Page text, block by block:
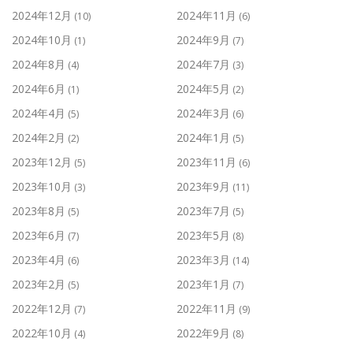
2024年12月 (10) 2024年11月 (6)
2024年10月 (1) 2024年9月 (7)
2024年8月 (4) 2024年7月 (3)
2024年6月 (1) 2024年5月 (2)
2024年4月 (5) 2024年3月 (6)
2024年2月 (2) 2024年1月 (5)
2023年12月 (5) 2023年11月 (6)
2023年10月 (3) 2023年9月 (11)
2023年8月 (5) 2023年7月 (5)
2023年6月 (7) 2023年5月 (8)
2023年4月 (6) 2023年3月 (14)
2023年2月 (5) 2023年1月 (7)
2022年12月 (7) 2022年11月 (9)
2022年10月 (4) 2022年9月 (8)